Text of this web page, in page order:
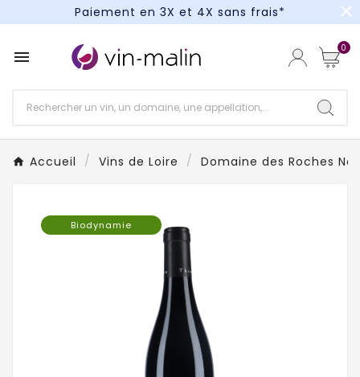
Paiement en 3X et 4X sans frais*
Paiement en 3X et 4X sans frais*
close
 0
Accueil Vins de Loire Domaine des Roches
Biodynamie